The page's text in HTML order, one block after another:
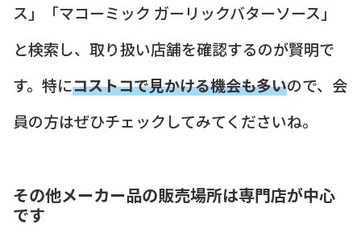
ス」「マコーミック ガーリックバターソース」
と検索し、取り扱い店舗を確認するのが賢明で
す。特にコストコで見かける機会も多いので、会
員の方はぜひチェックしてみてくださいね。
その他メーカー品の販売場所は専門店が中心
です